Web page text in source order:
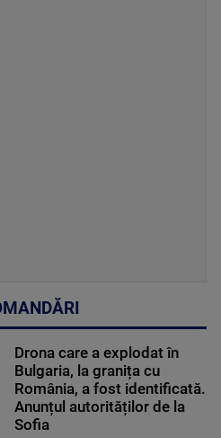
Drona care a explodat în
Bulgaria, la granița cu
România, a fost identificată.
Anunțul autorităților de la
Sofia